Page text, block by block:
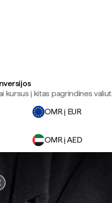
kursus į kitas pagrindines
OMR į EUR
OMR į AED